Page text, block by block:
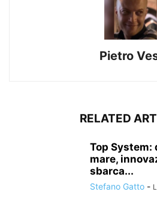
Pietro
RELATED
Top System:
mare,
sbarca...
Stefano Gatto -